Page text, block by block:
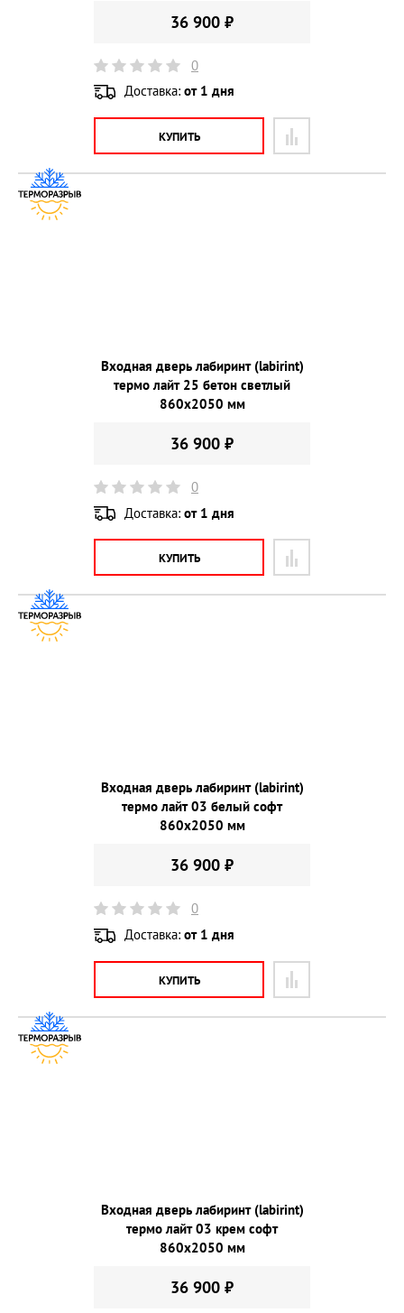
36 900 ₽
0
Доставка: от 1 дня
КУПИТЬ
Входная дверь лабиринт (labirint)
термо лайт 25 бетон светлый
860х2050 мм
36 900 ₽
0
Доставка: от 1 дня
КУПИТЬ
Входная дверь лабиринт (labirint)
термо лайт 03 белый софт
860х2050 мм
36 900 ₽
0
Доставка: от 1 дня
КУПИТЬ
Входная дверь лабиринт (labirint)
термо лайт 03 крем софт
860х2050 мм
36 900 ₽